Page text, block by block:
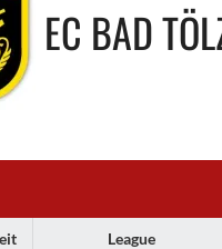
EC BAD
League